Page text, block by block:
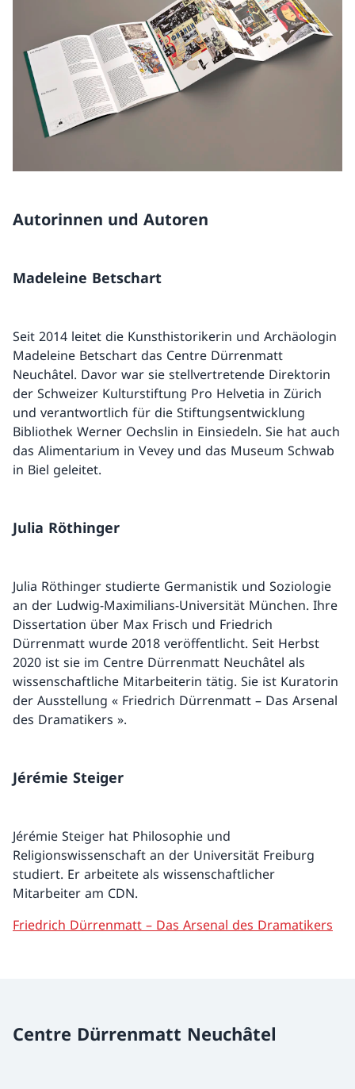
Autorinnen und Autoren
Madeleine Betschart
Seit 2014 leitet die Kunsthistorikerin und Archäologin
Madeleine Betschart das Centre Dürrenmatt
Neuchâtel. Davor war sie stellvertretende Direktorin
der Schweizer Kulturstiftung Pro Helvetia in Zürich
und verantwortlich für die Stiftungsentwicklung
Bibliothek Werner Oechslin in Einsiedeln. Sie hat auch
das Alimentarium in Vevey und das Museum Schwab
in Biel geleitet.
Julia Röthinger
Julia Röthinger studierte Germanistik und Soziologie
an der Ludwig-Maximilians-Universität München. Ihre
Dissertation über Max Frisch und Friedrich
Dürrenmatt wurde 2018 veröffentlicht. Seit Herbst
2020 ist sie im Centre Dürrenmatt Neuchâtel als
wissenschaftliche Mitarbeiterin tätig. Sie ist Kuratorin
der Ausstellung « Friedrich Dürrenmatt – Das Arsenal
des Dramatikers ».
Jérémie Steiger
Jérémie Steiger hat Philosophie und
Religionswissenschaft an der Universität Freiburg
studiert. Er arbeitete als wissenschaftlicher
Mitarbeiter am CDN.
Friedrich Dürrenmatt – Das Arsenal des Dramatikers
Centre Dürrenmatt Neuchâtel